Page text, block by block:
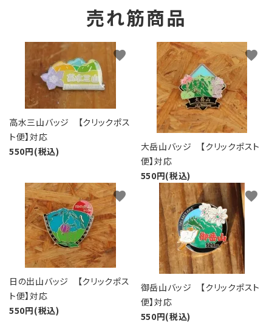
売れ筋商品
高水三山バッジ 【クリックポス
ト便】対応
550円(税込)
favorite
大岳山バッジ 【クリックポスト
便】対応
550円(税込)
favorite
日の出山バッジ 【クリックポス
ト便】対応
550円(税込)
favorite
御岳山バッジ 【クリックポスト
便】対応
550円(税込)
favorite